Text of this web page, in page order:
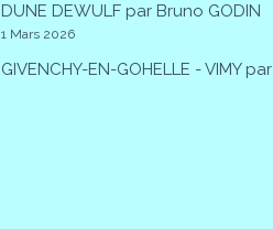
DUNE DEWULF par Bruno GODIN
1 Mars 2026
GIVENCHY-EN-GOHELLE - VIMY par